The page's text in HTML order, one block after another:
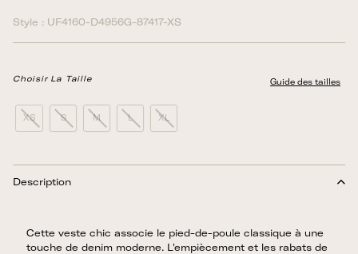
Style : UF4160-D4956G-87417-XS
Choisir La Taille Guide des tailles
XS S M L XL
Description
Cette veste chic associe le pied-de-poule classique à une
touche de denim moderne. L'empiècement et les rabats de